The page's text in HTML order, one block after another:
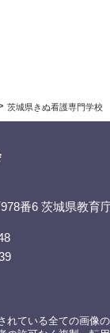
茨城県きぬ看護専門学校
番6 茨城県教育
れている全ての画像